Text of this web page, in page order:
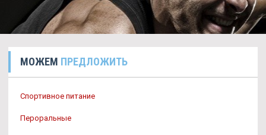
МОЖЕМ ПРЕДЛОЖИТЬ
Спортивное питание
Пероральные